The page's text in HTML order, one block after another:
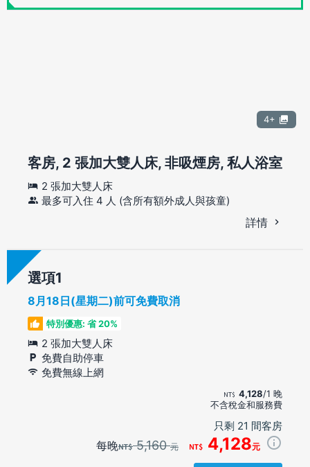
4+
客房, 2 張加大雙人床, 非吸煙房, 私人浴室
2 張加大雙人床
最多可入住 4 人 (含所有額外成人與孩童)
詳情
選項
8月18日(星期二)前可免費取消
特別優惠: 省 20%
2 張加大雙人床
免費自助停車
免費無線上網
4,128/1 晚
不含稅金和服務費
只剩 21 間客房
每晚 5,160元 4,128元